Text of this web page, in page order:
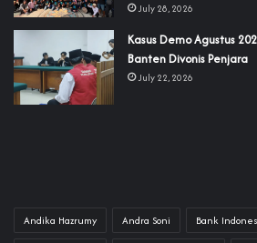
July 28, 2026
‎Kasus Demo Agustus
Banten Divonis Penjara
July 22, 2026
Andika Hazrumy Andra Soni Bank